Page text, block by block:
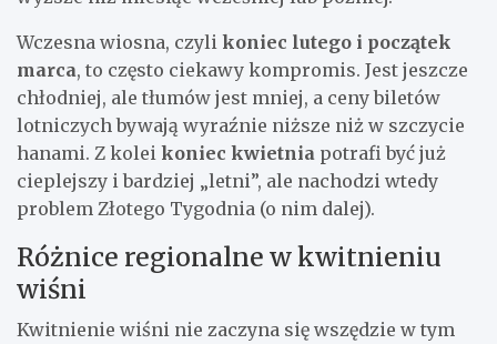
Wczesna wiosna, czyli koniec lutego i początek
marca, to często ciekawy kompromis. Jest jeszcze
chłodniej, ale tłumów jest mniej, a ceny biletów
lotniczych bywają wyraźnie niższe niż w szczycie
hanami. Z kolei koniec kwietnia potrafi być już
cieplejszy i bardziej „letni”, ale nachodzi wtedy
problem Złotego Tygodnia (o nim dalej).
Różnice regionalne w kwitnieniu
wiśni
Kwitnienie wiśni nie zaczyna się wszędzie w tym